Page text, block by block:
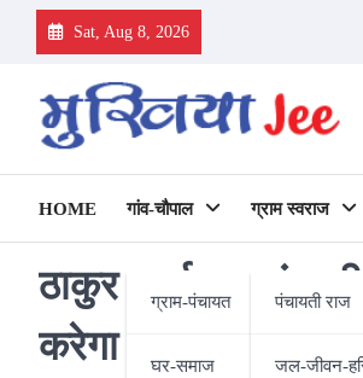
Sat, Aug 8, 2026
HOME गांव-चौपाल
ग्राम-पंचायत
घर-समाज
ग्राम स्वराज
पंचायती राज
जल-जीवन-
ठाकुर स्वर्णकार संघ
करेगा समाज